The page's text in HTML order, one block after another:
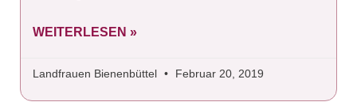
WEITERLESEN »
Landfrauen Bienenbüttel Februar 20, 2019